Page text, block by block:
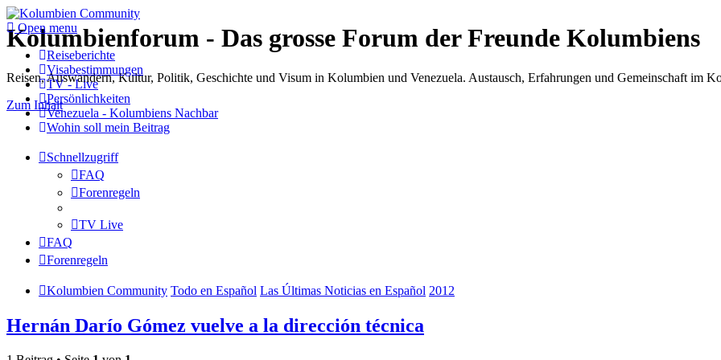
Kolumbienforum - Das grosse Forum der Freunde Kolumbiens
Reisen, Auswandern, Kultur, Politik, Geschichte und Visum in Kolumbien und Venezuela. Austausch, Erfahrungen und Gemeinschaft im
Zum Inhalt
Open menu
Reiseberichte
Visabestimmungen
TV - Live
Persönlichkeiten
Venezuela - Kolumbiens Nachbar
Wohin soll mein Beitrag
Schnellzugriff
FAQ
Forenregeln
TV Live
FAQ
Forenregeln
Kolumbien Community Todo en Español Las Últimas Noticias en Español 2012
Hernán Darío Gómez vuelve a la dirección técnica